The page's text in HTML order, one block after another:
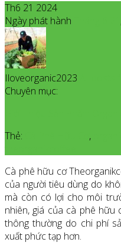
Th6 21 2024
Ngày phát hành
Iloveorganic2023
Chuyên mục:
Thẻ:
,
Cà phê hữu cơ
của người tiêu dùng do
mà còn có lợi cho môi
nhiên, giá của cà phê
thông thường do chi phí
xuất phức tạp hơn.